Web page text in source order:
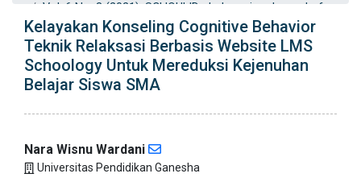
Vol. 6 No. 3 (2021): SCHOULID : Indonesian Journal of
School Counseling
Articles
Kelayakan Konseling Cognitive Behavior
Teknik Relaksasi Berbasis Website LMS
Schoology Untuk Mereduksi Kejenuhan
Belajar Siswa SMA
Nara Wisnu Wardani
Universitas Pendidikan Ganesha